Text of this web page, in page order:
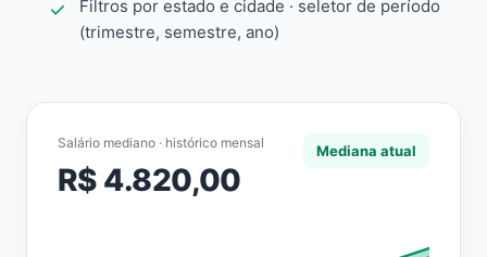
Filtros por estado e cidade · seletor de período
(trimestre, semestre, ano)
Salário mediano · histórico mensal
R$ 4.820,00
Mediana atual